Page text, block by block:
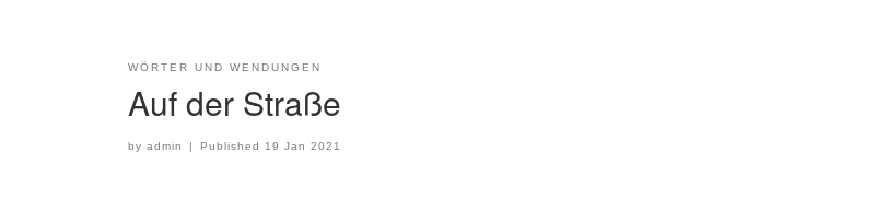
WÖRTER UND WENDUNGEN
Auf der Straße
by admin | Published 19 Jan 2021